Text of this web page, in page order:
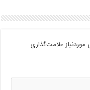
علامت‌گذاری